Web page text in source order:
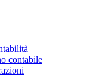
contabile